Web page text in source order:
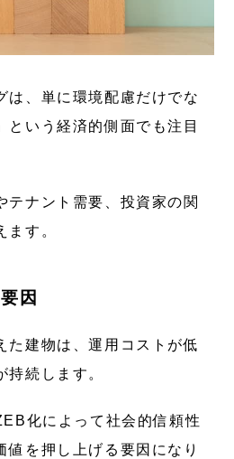
は、単に環境配慮だけでな
という経済的側面でも注目
テナント需要、投資家の関
ます。
因
た建物は、運用コストが低
持続します。
化によって社会的信頼性
値を押し上げる要因になり